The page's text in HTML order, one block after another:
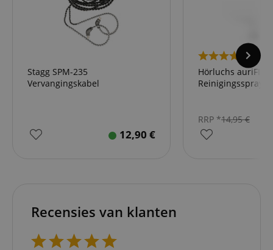
Stagg SPM-235
Vervangingskabel
12,90 €
Hörluchs auriFIX
Reinigingsspray
RRP *14,95€
Recensies van klanten